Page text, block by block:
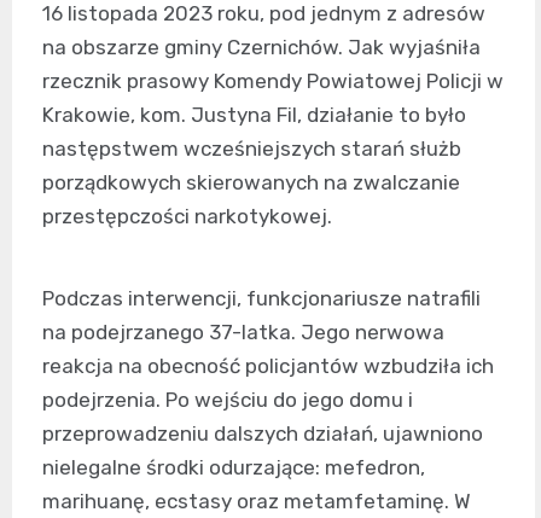
16 listopada 2023 roku, pod jednym z adresów
na obszarze gminy Czernichów. Jak wyjaśniła
rzecznik prasowy Komendy Powiatowej Policji w
Krakowie, kom. Justyna Fil, działanie to było
następstwem wcześniejszych starań służb
porządkowych skierowanych na zwalczanie
przestępczości narkotykowej.
Podczas interwencji, funkcjonariusze natrafili
na podejrzanego 37-latka. Jego nerwowa
reakcja na obecność policjantów wzbudziła ich
podejrzenia. Po wejściu do jego domu i
przeprowadzeniu dalszych działań, ujawniono
nielegalne środki odurzające: mefedron,
marihuanę, ecstasy oraz metamfetaminę. W